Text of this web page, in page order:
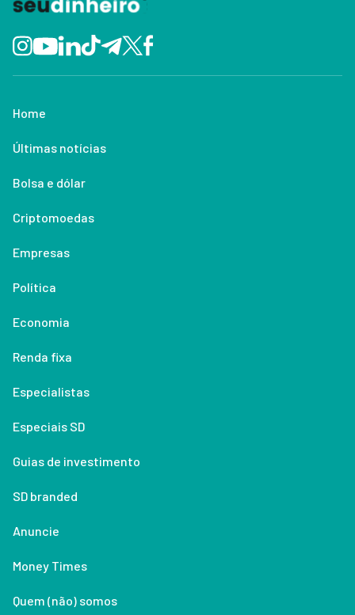
Home
Últimas notícias
Bolsa e dólar
Criptomoedas
Empresas
Política
Economia
Renda fixa
Especialistas
Especiais SD
Guias de investimento
SD branded
Anuncie
Money Times
Quem (não) somos